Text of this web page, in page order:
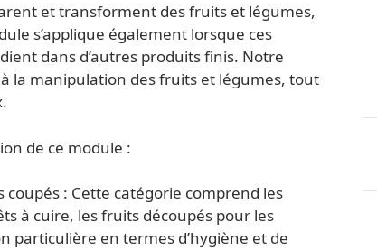
et transforment des fruits et légumes,
s’applique également lorsque ces
dans d’autres produits finis. Notre
la manipulation des fruits et légumes, tout
de ce module :
: Cette catégorie comprend les
à cuire, les fruits découpés pour les
particulière en termes d’hygiène et de